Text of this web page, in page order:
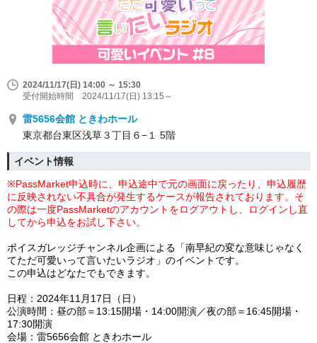
2024/11/17(日) 14:00 ～ 15:30
受付開始時間 2024/11/17(日) 13:15～
雷5656会館 ときわホール
東京都台東区浅草３丁目６−１ 5階
イベント情報
※PassMarket申込時に、申込途中で元の画面に戻ったり、申込履歴
に反映されない不具合が発生するケースが報告されております。そ
の際は一度PassMarketのアカウントをログアウトし、ログインし直
してから申込をお試し下さい。
ボイスガレッジチャンネル企画による「南早紀の変な意味じゃなく
てただ可愛いって言いたいラジオ」のイベント です。
この申込はどなたでもできます。
日程：2024年11月17日（日）
公演時間：昼の部＝13:15開場・14:00開演／夜の部＝16:45開場・
17:30開演
会場：雷5656会館 ときわホール